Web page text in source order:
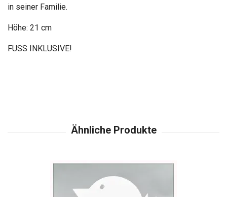
in seiner Familie.
Höhe: 21 cm
FUSS INKLUSIVE!